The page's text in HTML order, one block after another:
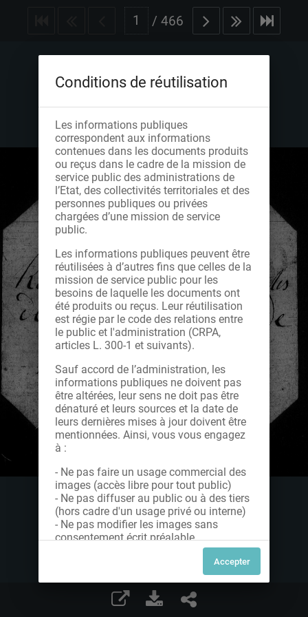
/ 466
Conditions de réutilisation
Les informations publiques
correspondent aux informations
contenues dans les documents produits
ou reçus dans le cadre de la mission de
service public des administrations de
l’Etat, des collectivités territoriales et des
personnes publiques ou privées
chargées d’une mission de service
public.
Les informations publiques peuvent être
réutilisées à d’autres fins que celles de la
mission de service public pour les
besoins de laquelle les documents ont
été produits ou reçus. Leur réutilisation
est régie par le code des relations entre
le public et l'administration (CRPA,
articles L. 300-1 et suivants).
Sauf accord de l’administration, les
informations publiques ne doivent pas
être altérées, leur sens ne doit pas être
dénaturé et leurs sources et la date de
leurs dernières mises à jour doivent être
mentionnées. Ainsi, vous vous engagez
à :
- Ne pas faire un usage commercial des
images (accès libre pour tout public)
- Ne pas diffuser au public ou à des tiers
(hors cadre d'un usage privé ou interne)
- Ne pas modifier les images sans
consentement écrit préalable
Dans le cas contraire, nous vous invitons
à nous contacter afin de solliciter le type
de Licence souhaitée parmi celles
proposées et le cas échéant, acquitter